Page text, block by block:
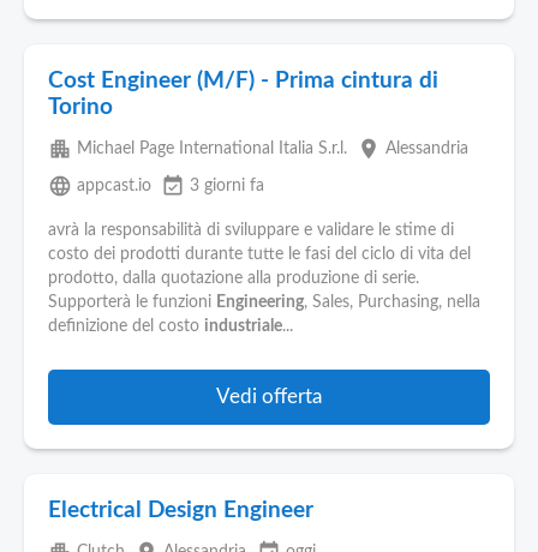
Cost Engineer (M/F) - Prima cintura di
Torino
apartment Michael Page International Italia S.r.l. place Alessandria
language appcast.io event_available 3 giorni fa
avrà la responsabilità di sviluppare e validare le stime di
costo dei prodotti durante tutte le fasi del ciclo di vita del
prodotto, dalla quotazione alla produzione di serie.
Supporterà le funzioni Engineering, Sales, Purchasing, nella
definizione del costo industriale...
Vedi offerta
Electrical Design Engineer